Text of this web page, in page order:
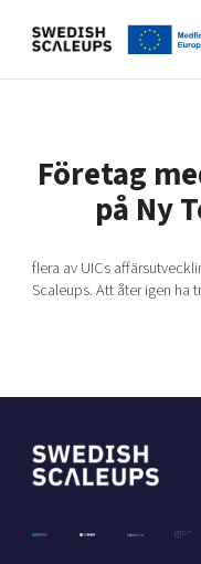
Events
Kunskapsbank
Mer
Företag
på Ny
flera av UICs
Scaleups. Att åter igen ha